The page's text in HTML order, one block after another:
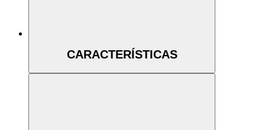
CARACTERÍSTICAS